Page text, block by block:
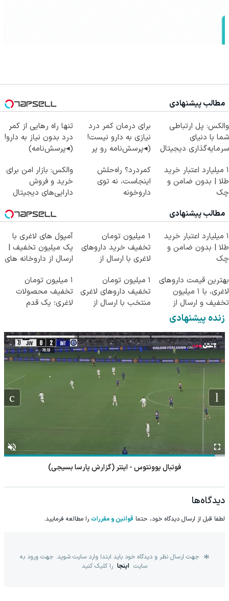
مطالب پیشنهادی
والکس: پل ارتباطی
شما با دنیای
سرمایه‌گذاری دیجیتال
برای درمان کمر درد
نیازی به دارو نیست!
(◂پرسش‌نامه رو پر
تنها راه رهایی از کمر
درد بدون نیاز به دارو!
(◂پرسش‌نامه)
۱ میلیارد اعتبار خرید
طلا | بدون ضامن و
چک
کمردرد؟ راه‌حلش
اینجاست، نه توی
داروخونه
والکس: بازار امن برای
خرید و فروش
دارایی‌های دیجیتال
مطالب پیشنهادی
۱ میلیارد اعتبار خرید
طلا | بدون ضامن و
چک
1 میلیون تومان
تخفیف خرید داروهای
لاغری با ارسال از
آمپول های لاغری با
یک میلیون تخفیف |
ارسال از داروخانه های
بهترین قیمت داروهای
لاغری، با ۱ میلیون
تخفیف و ارسال از
داروخانه‌
۱ میلیون تومان
تخفیف داروهای لاغری
منتخب با ارسال از
۱ میلیون تومان
تخفیف محصولات
لاغری؛ یک قدم
زنده پیشنهادی
فوتبال چلسی - میلان (گزارش رضا محمدعلی)
دیدگاه‌ها
لطفا قبل از ارسال دیدگاه خود، حتما قوانین و مقررات را مطالعه فرمایید.
جهت ارسال نظر و دیدگاه خود باید ابتدا وارد سایت شوید. جهت ورود به
سایت اینجا را کلیک کنید